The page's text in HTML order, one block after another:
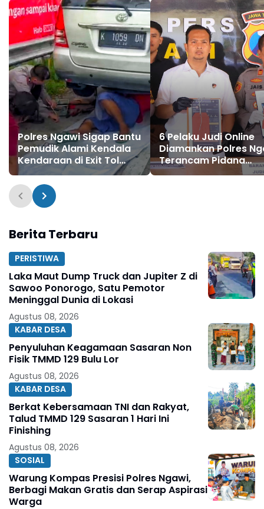
Polres Ngawi Sigap Bantu
Pemudik Alami Kendala
Kendaraan di Exit Tol
Ngawi
6 Pelaku Judi Online
Diamankan Polres
Terancam Pidana
Penjara Maksimal 9
Berita Terbaru
PERISTIWA
Laka Maut Dump Truck dan Jupiter Z di
Sawoo Ponorogo, Satu Pemotor
Meninggal Dunia di Lokasi
Agustus 08, 2026
KABAR DESA
Penyuluhan Keagamaan Sasaran Non
Fisik TMMD 129 Bulu Lor
Agustus 08, 2026
KABAR DESA
Berkat Kebersamaan TNI dan Rakyat,
Talud TMMD 129 Sasaran 1 Hari Ini
Finishing
Agustus 08, 2026
SOSIAL
Warung Kompas Presisi Polres Ngawi,
Berbagi Makan Gratis dan Serap Aspirasi
Warga